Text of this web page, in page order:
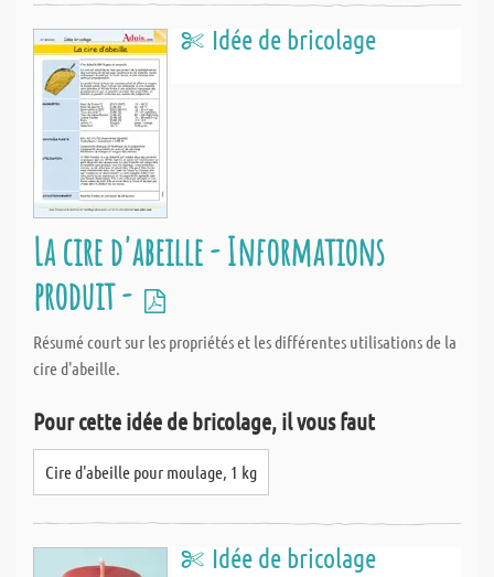
Idée de bricolage
La cire d'abeille - Informations
produit -
Résumé court sur les propriétés et les différentes utilisations de la
cire d'abeille.
Pour cette idée de bricolage, il vous faut
Cire d'abeille pour moulage, 1 kg
Idée de bricolage